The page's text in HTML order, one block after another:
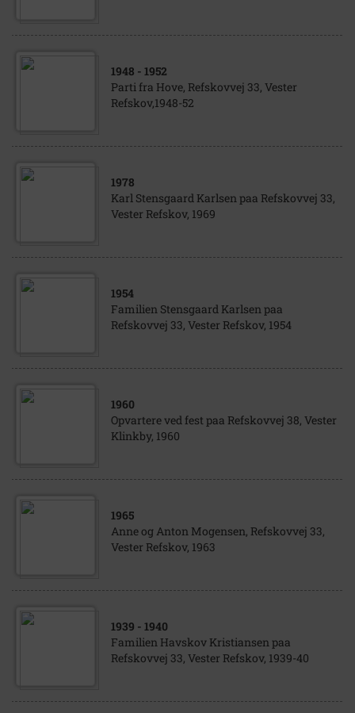
1948 - 1952
Parti fra Hove, Refskovvej 33, Vester
Refskov,1948-52
1978
Karl Stensgaard Karlsen paa Refskovvej 33,
Vester Refskov, 1969
1954
Familien Stensgaard Karlsen paa
Refskovvej 33, Vester Refskov, 1954
1960
Opvartere ved fest paa Refskovvej 38, Vester
Klinkby, 1960
1965
Anne og Anton Mogensen, Refskovvej 33,
Vester Refskov, 1963
1939 - 1940
Familien Havskov Kristiansen paa
Refskovvej 33, Vester Refskov, 1939-40